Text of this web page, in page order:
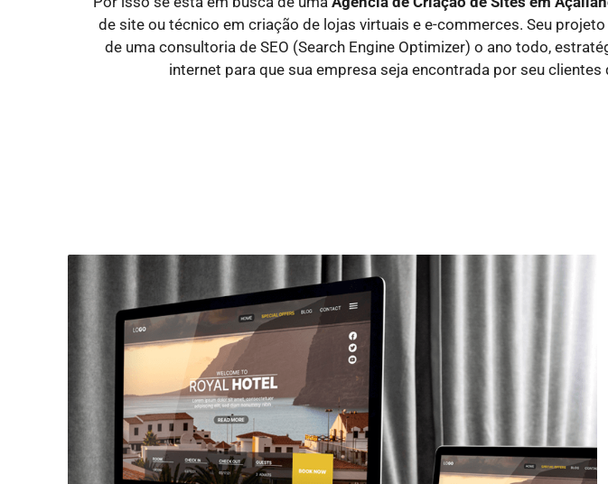
de site ou técnico em criação de lojas virtuais e e-commerces. Seu
de uma consultoria de SEO (Search Engine Optimizer) o ano todo,
internet para que sua empresa seja encontrada por seu